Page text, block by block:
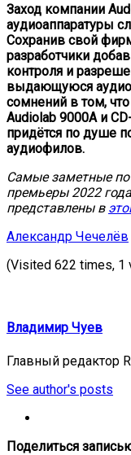
Заход компании
аудиоаппаратуры
Сохранив свой
разработчики
контроля и
выдающуюся
сомнений в том, что
Audiolab 9000A и CD
придётся по душе
аудиофилов.
Самые заметные
премьеры 2022
представлены в
Александр Чечелёв
(Visited 622 times, 1
Владимир Чуев
Главный редактор
See author's posts
Поделиться